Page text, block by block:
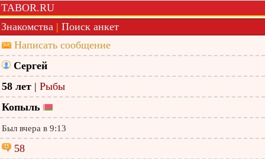
TABOR.RU
Знакомства | Поиск анкет
Написать сообщение
Сергей
58 лет | Рыбы
Копыль
Был вчера в 9:13
58